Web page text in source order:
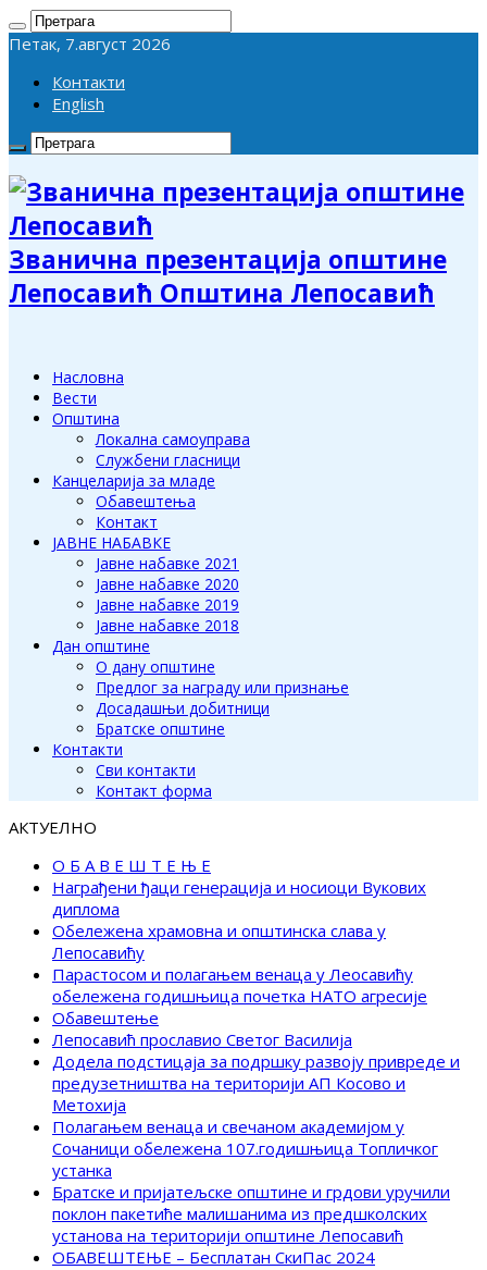
Петак, 7.август 2026
Контакти
English
Званична презентација општине
Лепосавић Општина Лепосавић
Насловна
Вести
Општина
Локална самоуправа
Службени гласници
Канцеларија за младе
Обавештења
Контакт
ЈАВНЕ НАБАВКЕ
Јавне набавке 2021
Јавне набавке 2020
Јавне набавке 2019
Јавне набавке 2018
Дан општине
О дану општине
Предлог за награду или признање
Досадашњи добитници
Братске општине
Контакти
Сви контакти
Контакт форма
АКТУЕЛНО
О Б А В Е Ш Т Е Њ Е
Награђени ђаци генерација и носиоци Вукових
диплома
Обележена храмовна и општинска слава у
Лепосавићу
Парастосом и полагањем венаца у Леосавићу
обележена годишњица почетка НАТО агресије
Обавештење
Лепосавић прославио Светог Василија
Додела подстицаја за подршку развоју привреде и
предузетништва на територији АП Косово и
Метохија
Полагањем венаца и свечаном академијом у
Сочаници обележена 107.годишњица Топличког
устанка
Братске и пријатељске општине и грдови уручили
поклон пакетиће малишанима из предшколских
установа на територији општине Лепосавић
ОБАВЕШТЕЊЕ – Бесплатан СкиПас 2024